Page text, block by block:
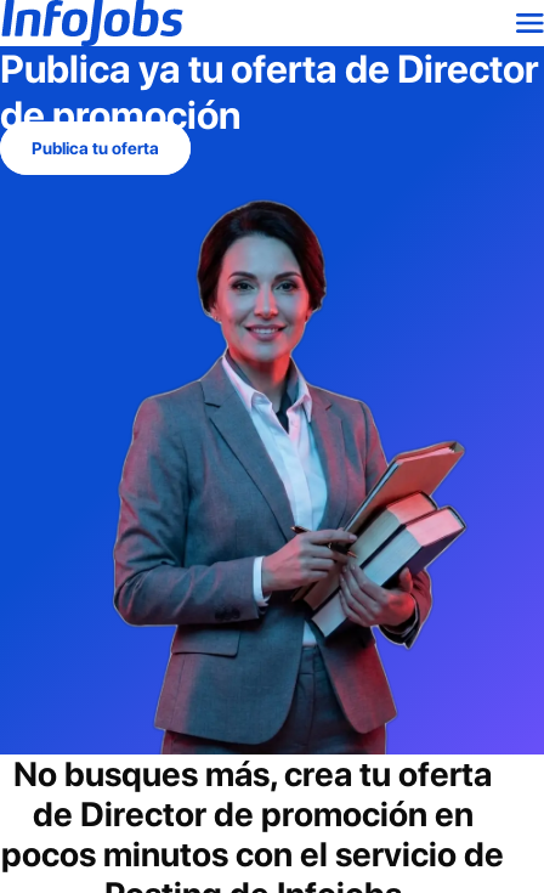
Publica ya tu oferta de Director
de promoción
Publica tu oferta
No busques más, crea tu oferta
de Director de promoción en
pocos minutos con el servicio de